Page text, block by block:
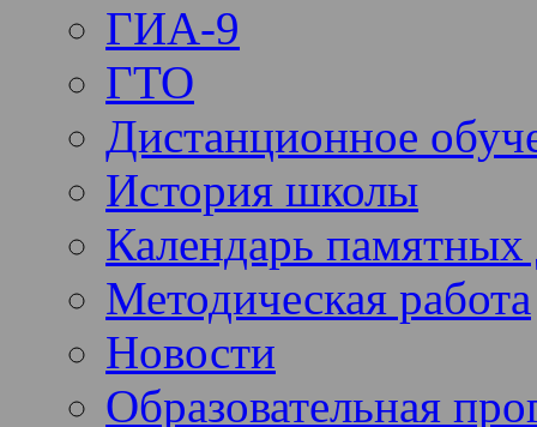
ГИА-9
ГТО
Дистанционное
История школы
Календарь памятных
Методическая работа
Новости
Образовательная